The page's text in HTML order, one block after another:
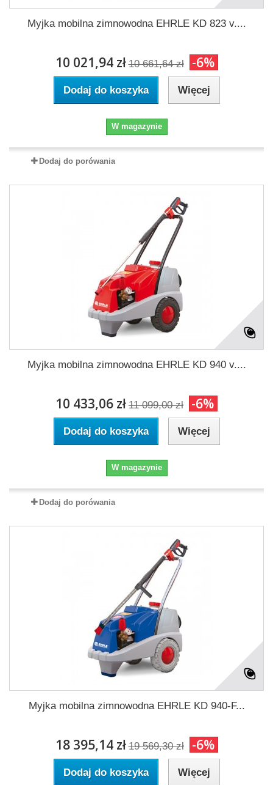
Myjka mobilna zimnowodna EHRLE KD 823 v....
10 021,94 zł 10 661,64 zł -6%
Dodaj do koszyka Więcej
W magazynie
Dodaj do porówania
Myjka mobilna zimnowodna EHRLE KD 940 v....
10 433,06 zł 11 099,00 zł -6%
Dodaj do koszyka Więcej
W magazynie
Dodaj do porówania
Myjka mobilna zimnowodna EHRLE KD 940-F...
18 395,14 zł 19 569,30 zł -6%
Dodaj do koszyka Więcej